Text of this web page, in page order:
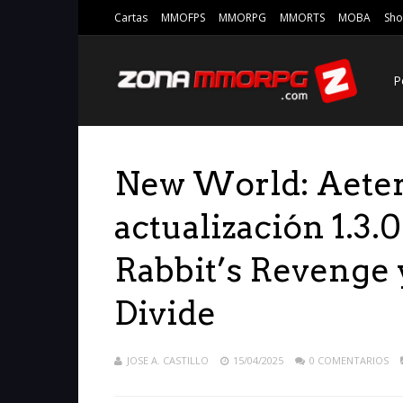
Cartas MMOFPS MMORPG MMORTS MOBA
New World:
actualización
Rabbit’s
Divide
JOSE A. CASTILLO 15/04/2025 0 COMENTARIOS